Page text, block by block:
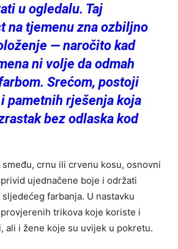
u ogledalu. Taj
na tjemenu zna ozbiljno
— naročito kad
ni volje da odmah
Srećom, postoji
pametnih rješenja koja
bez odlaska kod
smeđu, crnu ili crvenu kosu, osnovni
ujednačene boje i održati
farbanja. U nastavku
trikova koje koriste i
ali i žene koje su uvijek u pokretu.